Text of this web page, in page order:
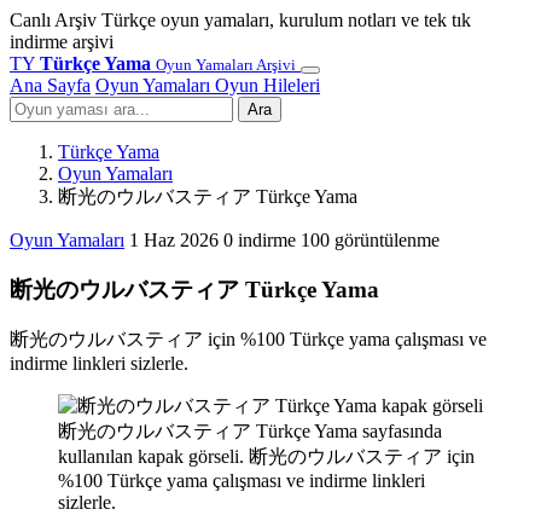
Canlı Arşiv Türkçe oyun yamaları, kurulum notları ve tek tık
indirme arşivi
TY Türkçe Yama Oyun Yamaları Arşivi
Ana Sayfa Oyun Yamaları Oyun Hileleri
Ara
Türkçe Yama
Oyun Yamaları
断光のウルバスティア Türkçe Yama
Oyun Yamaları 1 Haz 2026 0 indirme 100 görüntülenme
断光のウルバスティア Türkçe Yama
断光のウルバスティア için %100 Türkçe yama çalışması ve
indirme linkleri sizlerle.
断光のウルバスティア Türkçe Yama sayfasında
kullanılan kapak görseli. 断光のウルバスティア için
%100 Türkçe yama çalışması ve indirme linkleri
sizlerle.